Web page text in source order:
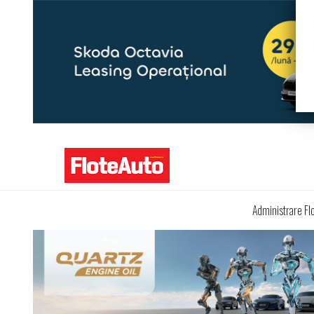
Administrare